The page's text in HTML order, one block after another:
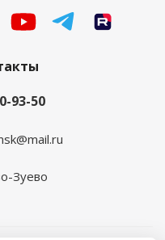
93-50
Зуево